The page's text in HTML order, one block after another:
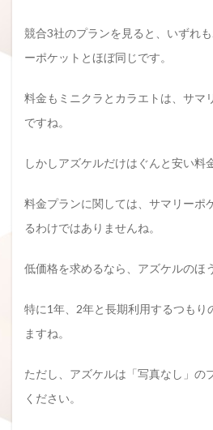
競合3社のプランを見ると、いずれ
ーポケットとほぼ同じです。
料金もミニクラとカラエトは、サマ
ですね。
しかしアズケルだけはぐんと安い料
料金プランに関しては、サマリーポ
るわけではありませんね。
低価格を求めるなら、アズケルのほ
特に1年、2年と長期利用するつもり
ますね。
ただし、アズケルは「写真なし」の
ください。